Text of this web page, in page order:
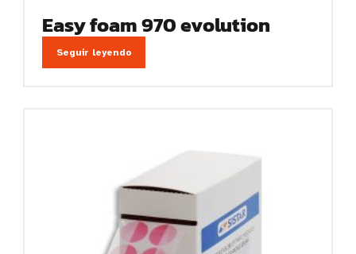
Easy foam 970 evolution
Seguir leyendo